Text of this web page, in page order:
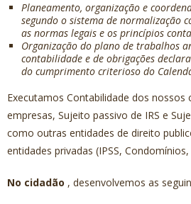
Planeamento, organização e
segundo o sistema de normalização
as normas legais e os princípios
Organização do plano de trabalhos
contabilidade e de obrigações
do cumprimento criterioso do
Executamos Contabilidade dos nossos
empresas, Sujeito passivo de IRS e
como outras entidades de direito
entidades privadas (IPSS,
No cidadão , desenvolvemos as